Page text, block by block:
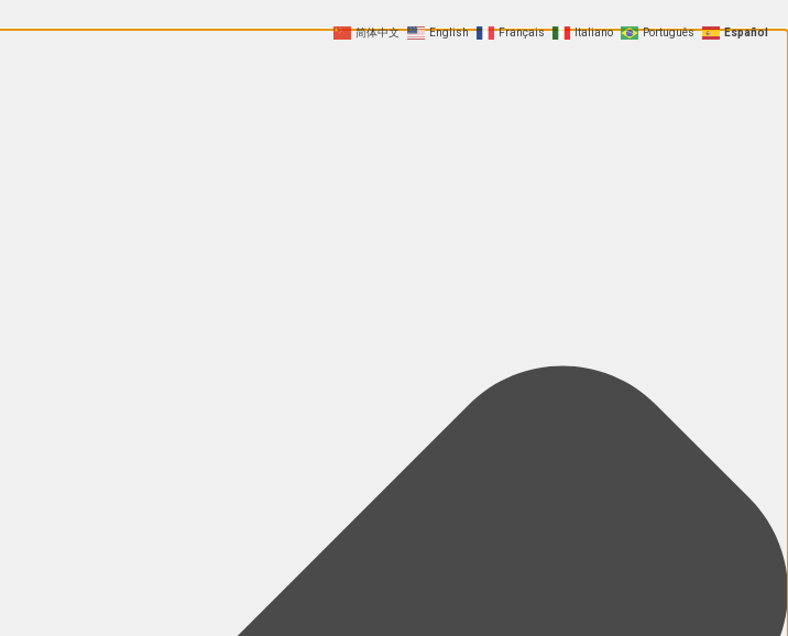
简体中文 English Français Italiano Português Español